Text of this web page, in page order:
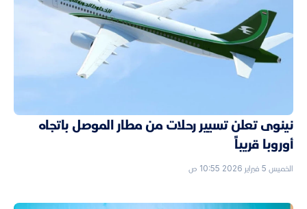
نينوى تعلن تسيير رحلات من مطار الموصل باتجاه
أوروبا قريباً
الخميس 5 فبراير 2026 10:55 ص